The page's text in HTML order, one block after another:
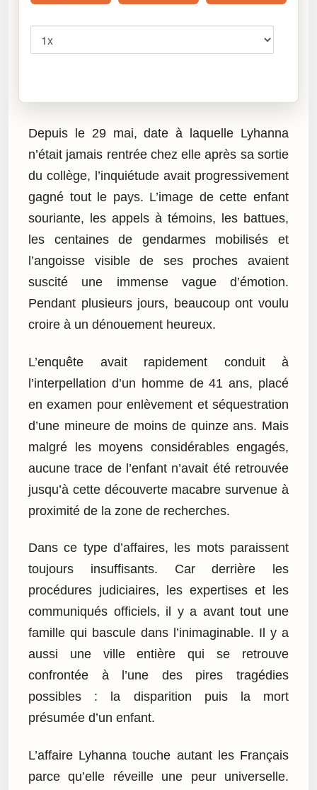
Depuis le 29 mai, date à laquelle Lyhanna
n’était jamais rentrée chez elle après sa sortie
du collège, l’inquiétude avait progressivement
gagné tout le pays. L’image de cette enfant
souriante, les appels à témoins, les battues,
les centaines de gendarmes mobilisés et
l’angoisse visible de ses proches avaient
suscité une immense vague d’émotion.
Pendant plusieurs jours, beaucoup ont voulu
croire à un dénouement heureux.
L’enquête avait rapidement conduit à
l’interpellation d’un homme de 41 ans, placé
en examen pour enlèvement et séquestration
d’une mineure de moins de quinze ans. Mais
malgré les moyens considérables engagés,
aucune trace de l’enfant n’avait été retrouvée
jusqu’à cette découverte macabre survenue à
proximité de la zone de recherches.
Dans ce type d’affaires, les mots paraissent
toujours insuffisants. Car derrière les
procédures judiciaires, les expertises et les
communiqués officiels, il y a avant tout une
famille qui bascule dans l’inimaginable. Il y a
aussi une ville entière qui se retrouve
confrontée à l’une des pires tragédies
possibles : la disparition puis la mort
présumée d’un enfant.
L’affaire Lyhanna touche autant les Français
parce qu’elle réveille une peur universelle.